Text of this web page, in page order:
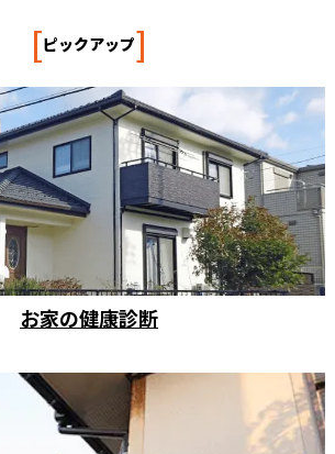
[ピックアップ]
お家の健康診断